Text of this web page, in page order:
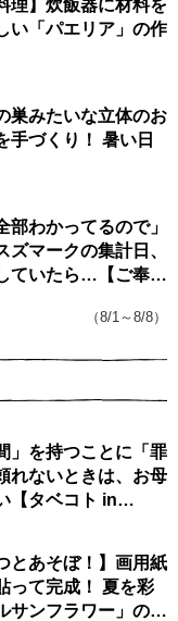
理】炊飯器に材料を
い「パエリア」の作
巣みたいな立体のお
手づくり！ 暑い日
部わかってるので」
ズマークの集計日、
ていたら…【ご奉仕
（8/1～8/8）
」を持つことに「罪
れないときは、お母
【タベコト in
とあそぼ！】画用紙
って完成！ 夏を彩
サンフラワー」の作